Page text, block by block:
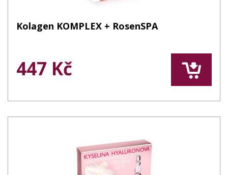
Kolagen KOMPLEX + RosenSPA
447 Kč